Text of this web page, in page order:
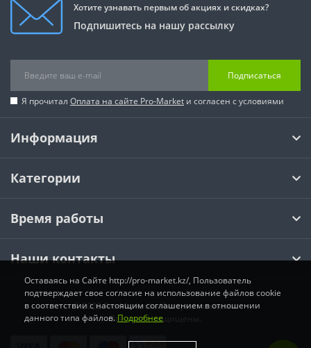
Хотите узнавать первым об акциях и скидках?
Подпишитесь на нашу рассылку
Подписаться
Я прочитал Оплата на сайте Pro-Market и согласен с условиями
Информация
Категории
Время работы
Наши контакты
© 2026 Pro-Market.kz Интернет магазин.
Все права защищены.
Оставаясь на Сайте http://pro-market.kz/, Пользователь
подтверждает свое согласие на использование файлов cookie
в соответствии с настоящим соглашением в отношении
данного типа файлов. Подробнее